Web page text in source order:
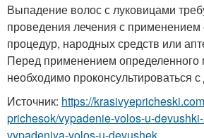
Выпадение волос с луковицами
проведения лечения с
процедур, народных средств или
Перед применением определенного
необходимо проконсультироваться
Источник: https://
prichesok/vypadenie-volos-u-